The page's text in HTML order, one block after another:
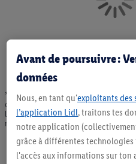
* Offres valables dans la limite des stocks
quantités usuelles pour un ménage.
l'objet de la publicité, notamment les
notre assortiment de produits
Avant de poursuivre :
données
Nous, en tant qu'exploitants des
l’application Lidl, traitons tes
notre application
grâce à différentes
l'accès aux informations sur ton